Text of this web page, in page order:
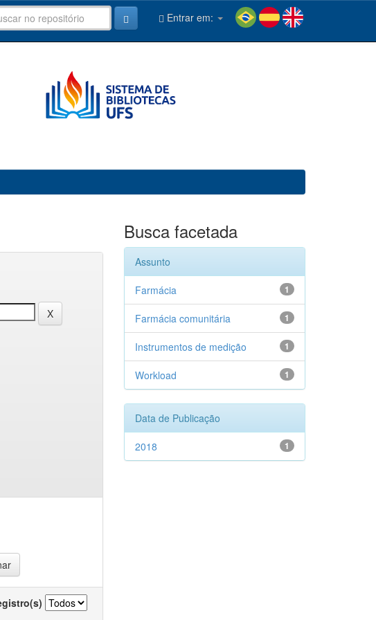
Entrar em:
Busca facetada
Assunto
1
Farmácia
1
Farmácia comunitária
1
Instrumentos de medição
1
Workload
Data de Publicação
1
2018